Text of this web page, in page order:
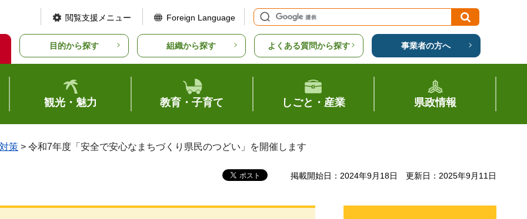
閲覧支援メニュー Foreign Language
目的から探す 組織から探す よくある質問から探す 事業者の方へ
観光・魅力 教育・子育て しごと・産業 県政情報
策 > 令和7年度「安全で安心なまちづくり県民のつどい」を開催します
掲載開始日：2024年9月18日 更新日：2025年9月11日